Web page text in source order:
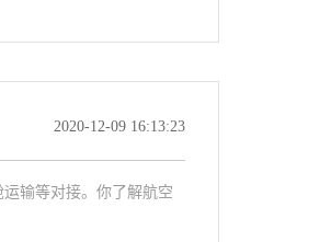
2020-12-09 16:13:23
输等对接。你了解航空